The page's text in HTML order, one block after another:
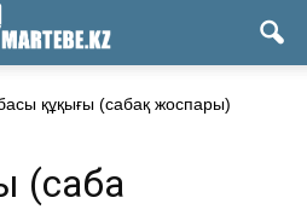
құқығы (сабақ жоспары)
(сабақ